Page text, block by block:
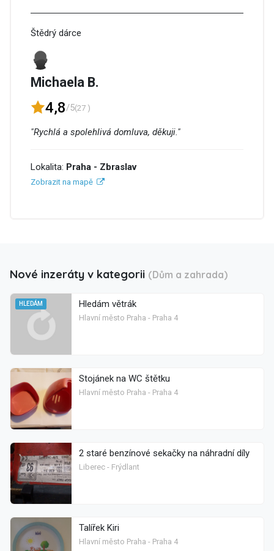
Štědrý dárce
Michaela B.
4,8/5(27 )
"Rychlá a spolehlivá domluva, děkuji."
Lokalita: Praha - Zbraslav
Zobrazit na mapě
Nové inzeráty v kategorii (Dům a zahrada)
HLEDÁM Hledám větrák
Hlavní město Praha - Praha 4
Stojánek na WC štětku
Hlavní město Praha - Praha 4
2 staré benzínové sekačky na náhradní díly
Liberec - Frýdlant
Talířek Kiri
Hlavní město Praha - Praha 4